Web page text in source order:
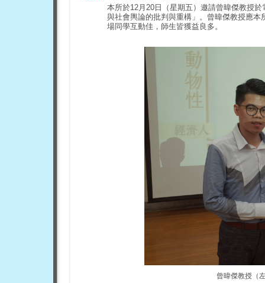
本所於12月20日（星期五）邀請曾暐傑教授
與社會輿論的批判與重構」。曾暐傑教授應
場同學互動佳，師生皆獲益良多。
曾暐傑教授（